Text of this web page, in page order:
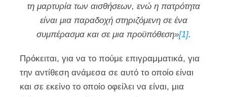
τη μαρτυρία των αισθήσεων, ενώ η πατρότητα
είναι μια παραδοχή στηριζόμενη σε ένα
συμπέρασμα και σε μια προϋπόθεση»[1].
Πρόκειται, για να το πούμε επιγραμματικά, για
την αντίθεση ανάμεσα σε αυτό το οποίο είναι
και σε εκείνο το οποίο οφείλει να είναι, μια